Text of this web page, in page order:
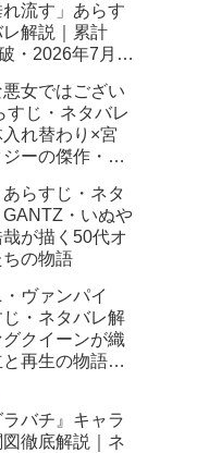
流す」あらす
レ解説｜累計
・2026年7月ア
女ではござい
すじ・ネタバレ
れ替わり×宮
ーの傑作・
あらすじ・ネタ
・いぬや
哉が描く50代オ
の物語
・ヴァンパイ
・ネタバレ解
クイーンが織
と再生の物語
バチ』キャラ
徹底解説｜ネ